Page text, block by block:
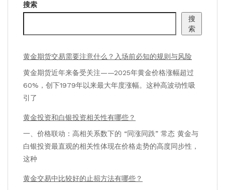
搜索
搜
索
黄金期货交易需要注意什么？入场前必知的规则与风险
黄金期货近年来备受关注——2025年黄金价格涨幅超过
60%，创下1979年以来最大年度涨幅。这种高波动性吸
引了
黄金投资和白银投资相关性有哪些？
一、价格联动：高相关系数下的 “同涨同跌” 常态 黄金与
白银投资最直观的相关性体现在价格走势的高度同步性，
这种
黄金交易中比较好的止损方法有哪些？